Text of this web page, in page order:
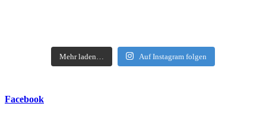
Mehr laden… Auf Instagram folgen
Facebook